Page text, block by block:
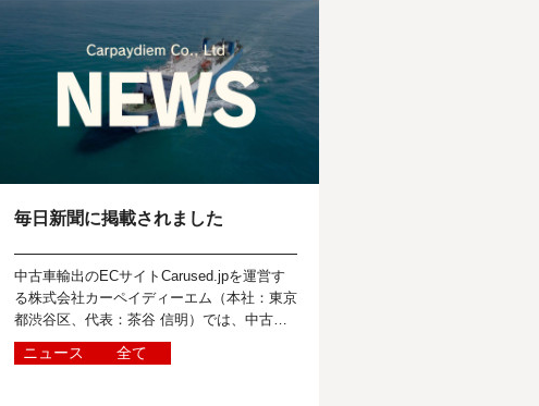
毎日新聞に掲載されました
中古車輸出のECサイトCarused.jpを運営す
る株式会社カーペイディーエム（本社：東京
都渋谷区、代表：茶谷 信明）では、中古車
に関する世界のニュースを報道関係者の皆様
に向けて定期的に発信しています...
ニュース 全て